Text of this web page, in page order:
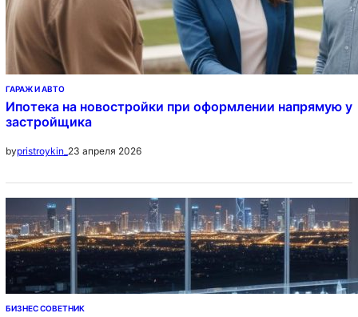
ГАРАЖ И АВТО
Ипотека на новостройки при оформлении напрямую у
застройщика
bypristroykin_ 23 апреля 2026
БИЗНЕС СОВЕТНИК